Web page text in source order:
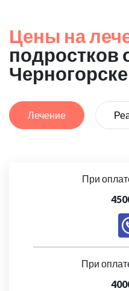
Цены на
подростков
Черногорске
Лечение
При
При